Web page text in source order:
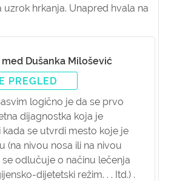
hrkanja. Unapred hvala na
med Dušanka Milošević
PREGLED
logično je da se prvo
dijagnostka koja je
kada se utvrdi mesto koje je
(na nivou nosa ili na nivou
odlučuje o načinu lečenja
dijetetski režim. . . Itd.) .